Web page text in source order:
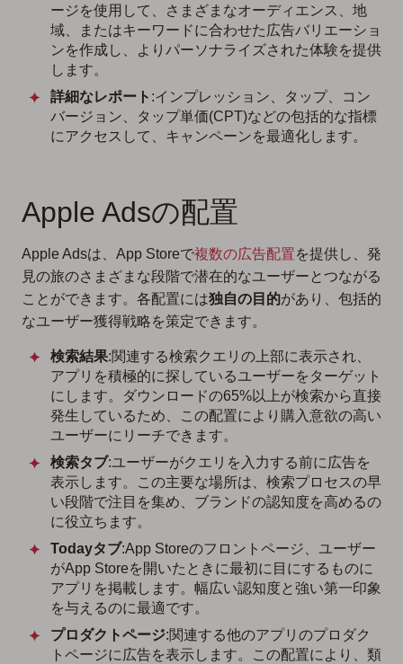
ージを使用して、さまざまなオーディエンス、地
域、またはキーワードに合わせた広告バリエーショ
ンを作成し、よりパーソナライズされた体験を提供
します。
詳細なレポート :インプレッション、タップ、コン
バージョン、タップ単価(CPT)などの包括的な指標
にアクセスして、キャンペーンを最適化します。
Apple Adsの配置
Apple Adsは、App Storeで複数の広告配置を提供し、発
見の旅のさまざまな段階で潜在的なユーザーとつながる
ことができます。各配置には独自の目的があり、包括的
なユーザー獲得戦略を策定できます。
検索結果:関連する検索クエリの上部に表示され、
アプリを積極的に探しているユーザーをターゲット
にします。ダウンロードの65%以上が検索から直接
発生しているため、この配置により購入意欲の高い
ユーザーにリーチできます。
検索タブ:ユーザーがクエリを入力する前に広告を
表示します。この主要な場所は、検索プロセスの早
い段階で注目を集め、ブランドの認知度を高めるの
に役立ちます。
Todayタブ:App Storeのフロントページ、ユーザー
がApp Storeを開いたときに最初に目にするものに
アプリを掲載します。幅広い認知度と強い第一印象
を与えるのに最適です。
プロダクトページ:関連する他のアプリのプロダク
トページに広告を表示します。この配置により、類